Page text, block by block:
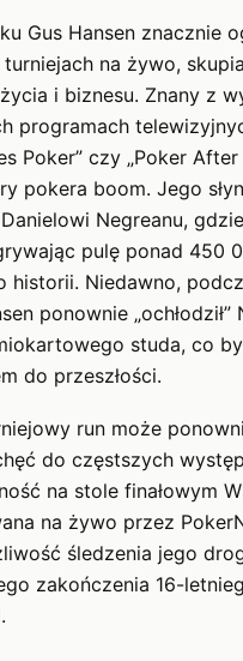
Gus Hansen znacznie
na żywo,
i biznesu. Znany z
programach
Poker” czy „Poker After
pokera boom. Jego
Negreanu,
pulę ponad 450
historii. Niedawno,
ponownie
studa, co
do przeszłości.
run może
do częstszych
na stole finałowym
na żywo przez
śledzenia jego
zakończenia 16-